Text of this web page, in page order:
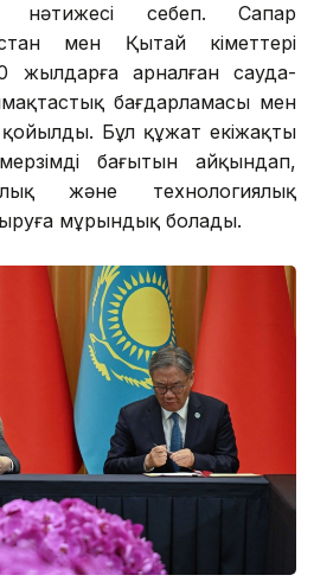
нәтижесі себеп. Сапар
мен Қытай үкіметтері
жылдарға арналған сауда-
бағдарламасы мен
Бұл құжат екіжақты
мерзімді бағытын айқындап,
және технологиялық
мұрындық болады.